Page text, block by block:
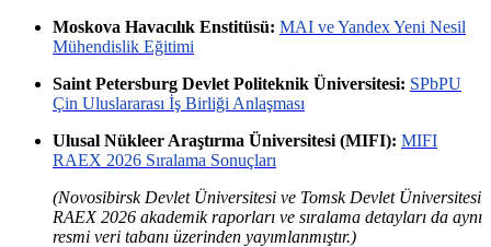
Moskova Havacılık Enstitüsü: MAI ve Yandex Yeni Nesil
Mühendislik Eğitimi
Saint Petersburg Devlet Politeknik Üniversitesi: SPbPU
Çin Uluslararası İş Birliği Anlaşması
Ulusal Nükleer Araştırma Üniversitesi (MIFI): MIFI
RAEX 2026 Sıralama Sonuçları
(Novosibirsk Devlet Üniversitesi ve Tomsk Devlet Üniversitesi
RAEX 2026 akademik raporları ve sıralama detayları da aynı
resmi veri tabanı üzerinden yayımlanmıştır.)